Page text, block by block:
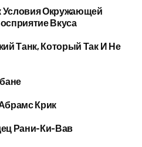
Условия Окружающей
Вкуса
Танк, Который Так И Не
Крик
Рани-Ки-Вав